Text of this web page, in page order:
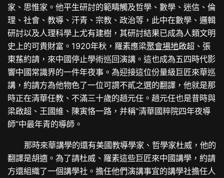
家、思惟家。他平生研討的範疇觸及哲學、數學、迷信、倫
理、社會、教導、汗青、宗教、政治等，此中在數學、邏輯
研討以及人理科學上尤有建樹，其研討結果已成為人類文明
史上的可貴財富。1920年秋，羅素應梁聚會場地啟超、張
東蓀約請，來中國停止學術巡回演講。這也成為五四時代影
響中國常識界的一件年夜事。為迎接這位份量級巨匠來華巡
講，約請方為他物色了一位可謂不貳之選的翻譯，他就是那
時正在清華任教、不滿三十歲的趙元任。趙元任也是昔時與
梁啟超、王國維、陳寅恪一路，并稱“清華國粹院四年夜導
師”中最年青的導師。
那時來華講學的還有美國教導學家、哲學家杜威，他的
翻譯是胡適。為了請杜威、羅素這些巨匠來中國講學，約請
方還組織了一個講學社。擔任他們演講事宜的講學社擔任人